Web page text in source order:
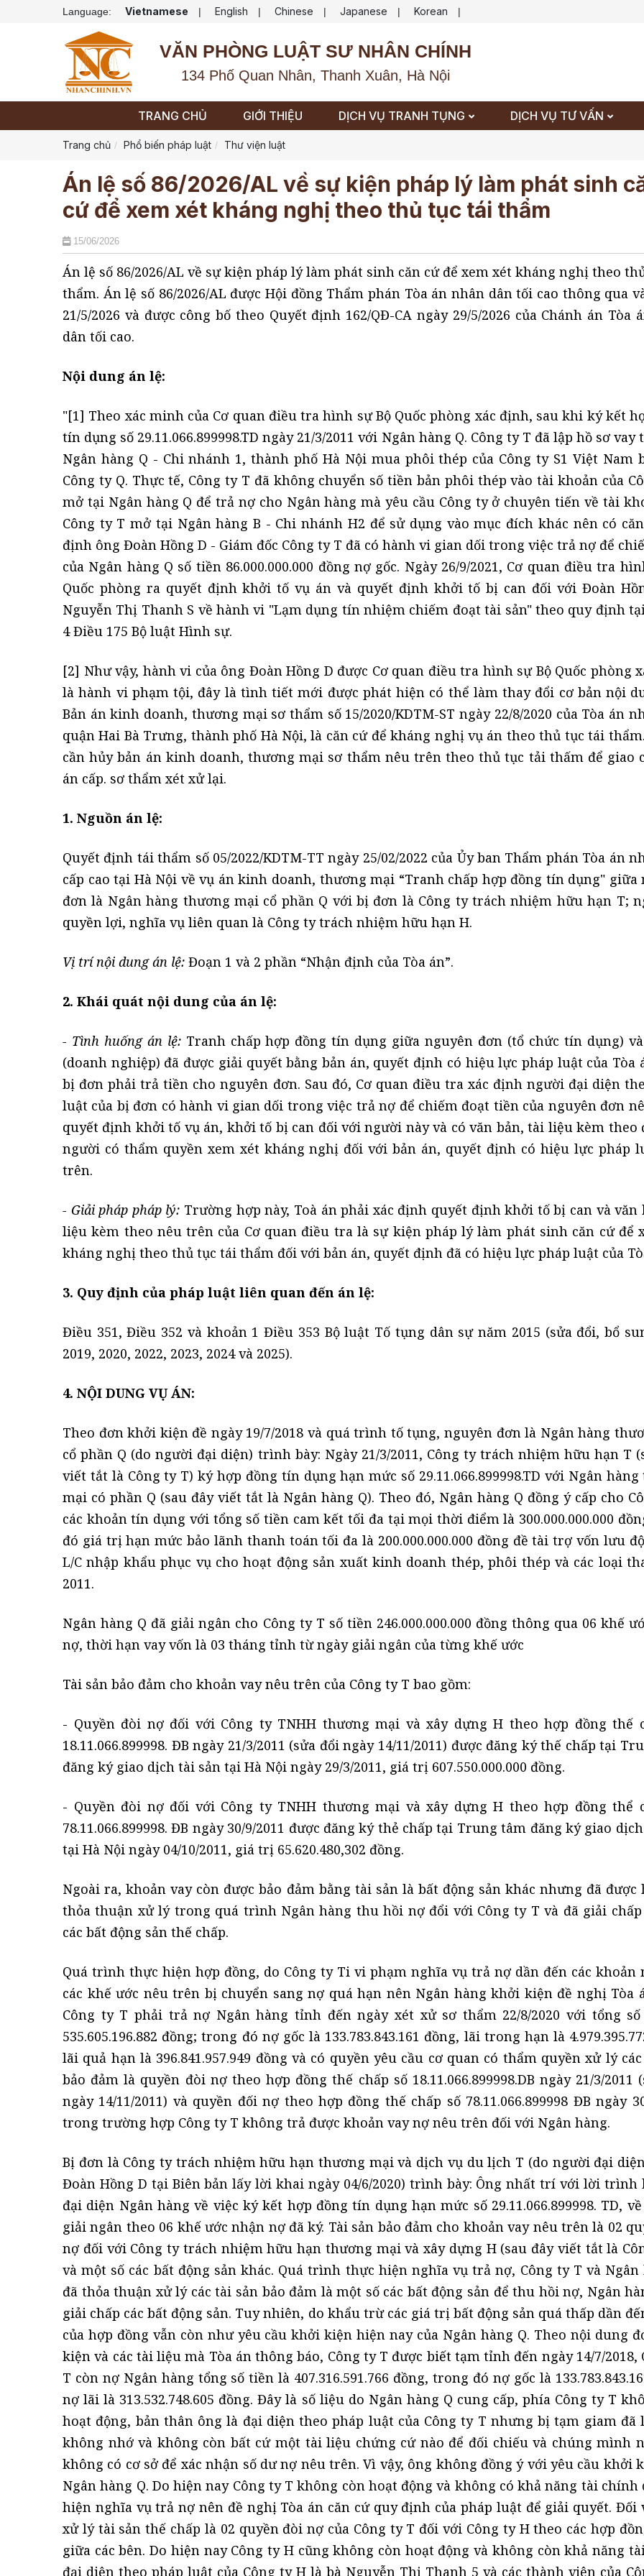
Language: Vietnamese | English | Chinese | Japanese | Korean |
VĂN PHÒNG LUẬT SƯ NHÂN CHÍNH
134 Phố Quan Nhân, Thanh Xuân, Hà Nội
TRANG CHỦ GIỚI THIỆU DỊCH VỤ TRANH TỤNG DỊCH VỤ TƯ VẤN
Trang chủ Phổ biến pháp luật Thư viện luật
Án lệ số 86/2026/AL về sự kiện pháp lý làm phát sinh
cứ để xem xét kháng nghị theo thủ tục tái thẩm
15/06/2026
Án lệ số 86/2026/AL về sự kiện pháp lý làm phát sinh căn cứ để xem xét kháng nghị theo
thẩm. Án lệ số 86/2026/AL được Hội đồng Thẩm phán Tòa án nhân dân tối cao thông qua
21/5/2026 và được công bố theo Quyết định 162/QĐ-CA ngày 29/5/2026 của Chánh án Tòa
dân tối cao.
Nội dung án lệ:
"[1] Theo xác minh của Cơ quan điều tra hình sự Bộ Quốc phòng xác định, sau khi ký kết
tín dụng số 29.11.066.899998.TD ngày 21/3/2011 với Ngân hàng Q. Công ty T đã lập hồ sơ vay
Ngân hàng Q - Chi nhánh 1, thành phố Hà Nội mua phôi thép của Công ty S1 Việt Nam
Công ty Q. Thực tế, Công ty T đã không chuyển số tiền bản phôi thép vào tài khoản của
mở tại Ngân hàng Q để trả nợ cho Ngân hàng mà yêu cầu Công ty ở chuyên tiến về tài
Công ty T mở tại Ngân hàng B - Chi nhánh H2 để sử dụng vào mục đích khác nên có
định ông Đoàn Hồng D - Giám đốc Công ty T đã có hành vi gian dối trong việc trả nợ để
của Ngân hàng Q số tiền 86.000.000.000 đồng nợ gốc. Ngày 26/9/2021, Cơ quan điều tra
Quốc phòng ra quyết định khởi tố vụ án và quyết định khởi tố bị can đối với Đoàn
Nguyễn Thị Thanh S về hành vi "Lạm dụng tín nhiệm chiếm đoạt tài sản" theo quy định
4 Điều 175 Bộ luật Hình sự.
[2] Như vậy, hành vi của ông Đoàn Hồng D được Cơ quan điều tra hình sự Bộ Quốc phòng
là hành vi phạm tội, đây là tình tiết mới được phát hiện có thể làm thay đổi cơ bản nội
Bản án kinh doanh, thương mại sơ thẩm số 15/2020/KDTM-ST ngày 22/8/2020 của Tòa án
quận Hai Bà Trưng, thành phố Hà Nội, là căn cứ để kháng nghị vụ án theo thủ tục tái
cần hủy bản án kinh doanh, thương mại sơ thẩm nêu trên theo thủ tục tải thấm để giao
án cấp. sơ thẩm xét xử lại.
1. Nguồn án lệ:
Quyết định tái thẩm số 05/2022/KDTM-TT ngày 25/02/2022 của Ủy ban Thẩm phán Tòa án
cấp cao tại Hà Nội về vụ án kinh doanh, thương mại “Tranh chấp hợp đồng tín dụng" giữa
đơn là Ngân hàng thương mại cổ phần Q với bị đơn là Công ty trách nhiệm hữu hạn T;
quyền lợi, nghĩa vụ liên quan là Công ty trách nhiệm hữu hạn H.
Vị trí nội dung án lệ: Đoạn 1 và 2 phần “Nhận định của Tòa án”.
2. Khái quát nội dung của án lệ:
- Tình huống án lệ:Tranh chấp hợp đồng tín dụng giữa nguyên đơn (tổ chức tín dụng)
(doanh nghiệp) đã được giải quyết bằng bản án, quyết định có hiệu lực pháp luật của Tòa
bị đơn phải trả tiền cho nguyên đơn. Sau đó, Cơ quan điều tra xác định người đại diện
luật của bị đơn có hành vi gian dối trong việc trả nợ để chiếm đoạt tiền của nguyên đơn
quyết định khởi tố vụ án, khởi tố bị can đối với người này và có văn bản, tài liệu kèm theo
người có thẩm quyền xem xét kháng nghị đối với bản án, quyết định có hiệu lực pháp
trên.
- Giải pháp pháp lý: Trường hợp này, Toà án phải xác định quyết định khởi tố bị can và văn
liệu kèm theo nêu trên của Cơ quan điều tra là sự kiện pháp lý làm phát sinh căn cứ để
kháng nghị theo thủ tục tái thẩm đối với bản án, quyết định đã có hiệu lực pháp luật của
3. Quy định của pháp luật liên quan đến án lệ:
Điều 351, Điều 352 và khoản 1 Điều 353 Bộ luật Tố tụng dân sự năm 2015 (sửa đổi, bổ
2019, 2020, 2022, 2023, 2024 và 2025).
4. NỘI DUNG VỤ ÁN:
Theo đơn khởi kiện đề ngày 19/7/2018 và quá trình tố tụng, nguyên đơn là Ngân hàng
cổ phần Q (do người đại diện) trình bày: Ngày 21/3/2011, Công ty trách nhiệm hữu hạn T
viết tắt là Công ty T) ký hợp đồng tín dụng hạn mức số 29.11.066.899998.TD với Ngân
mại có phần Q (sau đây viết tắt là Ngân hàng Q). Theo đó, Ngân hàng Q đồng ý cấp cho
các khoản tín dụng với tổng số tiền cam kết tối đa tại mọi thời điểm là 300.000.000.000
đó giá trị hạn mức bảo lãnh thanh toán tối đa là 200.000.000.000 đồng đề tài trợ vốn lưu
L/C nhập khẩu phục vụ cho hoạt động sản xuất kinh doanh thép, phôi thép và các loại
2011.
Ngân hàng Q đã giải ngân cho Công ty T số tiền 246.000.000.000 đồng thông qua 06 khế
nợ, thời hạn vay vốn là 03 tháng tỉnh từ ngày giải ngân của từng khế ước
Tài sản bảo đảm cho khoản vay nêu trên của Công ty T bao gồm:
- Quyền đòi nợ đối với Công ty TNHH thương mại và xây dựng H theo hợp đồng thế
18.11.066.899998. ĐB ngày 21/3/2011 (sửa đổi ngày 14/11/2011) được đăng ký thế chấp tại
đăng ký giao dịch tài sản tại Hà Nội ngày 29/3/2011, giá trị 607.550.000.000 đồng.
- Quyền đòi nợ đối với Công ty TNHH thương mại và xây dựng H theo hợp đồng thể
78.11.066.899998. ĐB ngày 30/9/2011 được đăng ký thẻ chấp tại Trung tâm đăng ký giao
tại Hà Nội ngày 04/10/2011, giá trị 65.620.480,302 đồng.
Ngoài ra, khoản vay còn được bảo đảm bằng tài sản là bất động sản khác nhưng đã được
thỏa thuận xử lý trong quá trình Ngân hàng thu hồi nợ đổi với Công ty T và đã giải
các bất động sản thế chấp.
Quá trình thực hiện hợp đồng, do Công ty Ti vi phạm nghĩa vụ trả nợ dần đến các khoản
các khế ước nêu trên bị chuyển sang nợ quá hạn nên Ngân hàng khởi kiện đề nghị Tòa
Công ty T phải trả nợ Ngân hàng tỉnh đến ngày xét xử sơ thẩm 22/8/2020 với tổng
535.605.196.882 đồng; trong đó nợ gốc là 133.783.843.161 đồng, lãi trong hạn là
lãi quả hạn là 396.841.957.949 đồng và có quyền yêu cầu cơ quan có thẩm quyền xử lý
bảo đảm là quyền đòi nợ theo hợp đồng thế chấp số 18.11.066.899998.DB ngày 21/3/2011
ngày 14/11/2011) và quyền đối nợ theo hợp đồng thế chấp số 78.11.066.899998 ĐB ngày
trong trường hợp Công ty T không trả được khoản vay nợ nêu trên đối với Ngân hàng.
Bị đơn là Công ty trách nhiệm hữu hạn thương mại và dịch vụ du lịch T (do người đại
Đoàn Hồng D tại Biên bản lấy lời khai ngày 04/6/2020) trình bày: Ông nhất trí với lời trình
đại diện Ngân hàng về việc ký kết hợp đồng tín dụng hạn mức số 29.11.066.899998. TD,
giải ngân theo 06 khế ước nhận nợ đã ký. Tài sản bảo đảm cho khoản vay nêu trên là 02
nợ đối với Công ty trách nhiệm hữu hạn thương mại và xây dựng H (sau đây viết tắt là
và một số các bất động sản khác. Quá trình thực hiện nghĩa vụ trả nợ, Công ty T và Ngân
đã thỏa thuận xử lý các tài sản bảo đảm là một số các bất động sản để thu hồi nợ, Ngân
giải chấp các bất động sản. Tuy nhiên, do khẩu trừ các giá trị bất động sản quá thấp dần
của hợp đồng vẫn còn như yêu cầu khởi kiện hiện nay của Ngân hàng Q. Theo nội dung
kiện và các tài liệu mà Tòa án thông báo, Công ty T được biết tạm tỉnh đến ngày 14/7/2018,
T còn nợ Ngân hàng tổng số tiền là 407.316.591.766 đồng, trong đó nợ gốc là
nợ lãi là 313.532.748.605 đồng. Đây là số liệu do Ngân hàng Q cung cấp, phía Công ty T
hoạt động, bản thân ông là đại diện theo pháp luật của Công ty T nhưng bị tạm giam đã
không nhớ và không còn bất cứ một tài liệu chứng cứ nào để đối chiếu và chúng mình
không có cơ sở để xác nhận số dư nợ nêu trên. Vì vậy, ông không đồng ý với yêu cầu khởi
Ngân hàng Q. Do hiện nay Công ty T không còn hoạt động và không có khả năng tài chính
hiện nghĩa vụ trả nợ nên đề nghị Tòa án căn cứ quy định của pháp luật để giải quyết. Đối
xử lý tài sản thế chấp là 02 quyền đòi nợ của Công ty T đối với Công ty H theo các hợp
giữa các bên. Do hiện nay Công ty H cũng không còn hoạt động và không còn khả năng
đại diện theo pháp luật của Công ty H là bà Nguyễn Thị Thanh 5 và các thành viên của